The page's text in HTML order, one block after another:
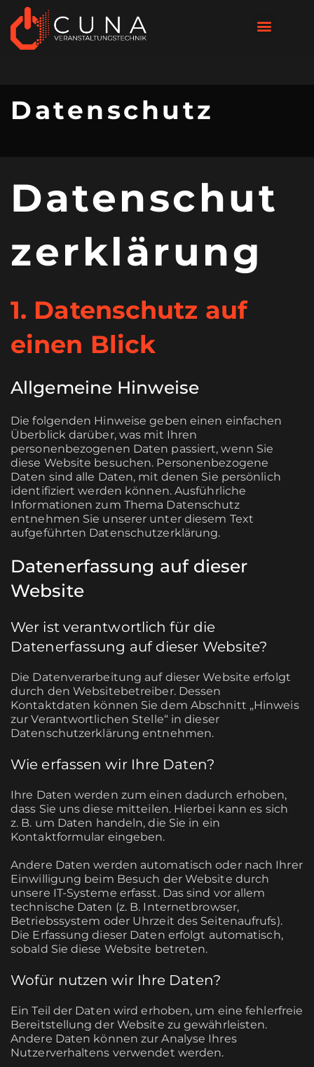
Datenschutz
Datenschut
z­erklärung
1. Datenschutz auf
einen Blick
Allgemeine Hinweise
Die folgenden Hinweise geben einen einfachen
Überblick darüber, was mit Ihren
personenbezogenen Daten passiert, wenn Sie
diese Website besuchen. Personenbezogene
Daten sind alle Daten, mit denen Sie persönlich
identifiziert werden können. Ausführliche
Informationen zum Thema Datenschutz
entnehmen Sie unserer unter diesem Text
aufgeführten Datenschutzerklärung.
Datenerfassung auf dieser
Website
Wer ist verantwortlich für die
Datenerfassung auf dieser Website?
Die Datenverarbeitung auf dieser Website erfolgt
durch den Websitebetreiber. Dessen
Kontaktdaten können Sie dem Abschnitt „Hinweis
zur Verantwortlichen Stelle“ in dieser
Datenschutzerklärung entnehmen.
Wie erfassen wir Ihre Daten?
Ihre Daten werden zum einen dadurch erhoben,
dass Sie uns diese mitteilen. Hierbei kann es sich
z. B. um Daten handeln, die Sie in ein
Kontaktformular eingeben.
Andere Daten werden automatisch oder nach Ihrer
Einwilligung beim Besuch der Website durch
unsere IT-Systeme erfasst. Das sind vor allem
technische Daten (z. B. Internetbrowser,
Betriebssystem oder Uhrzeit des Seitenaufrufs).
Die Erfassung dieser Daten erfolgt automatisch,
sobald Sie diese Website betreten.
Wofür nutzen wir Ihre Daten?
Ein Teil der Daten wird erhoben, um eine fehlerfreie
Bereitstellung der Website zu gewährleisten.
Andere Daten können zur Analyse Ihres
Nutzerverhaltens verwendet werden.